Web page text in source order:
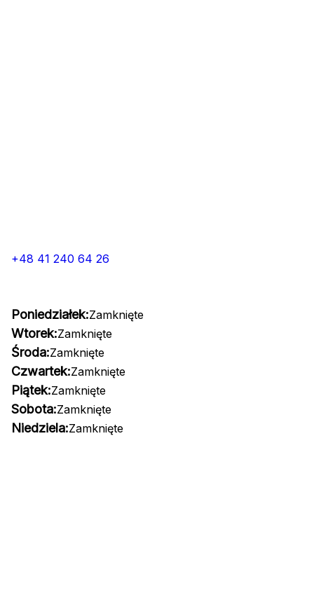
+48 41 240 64 26
Poniedziałek:Zamknięte
Wtorek:Zamknięte
Środa:Zamknięte
Czwartek:Zamknięte
Piątek:Zamknięte
Sobota:Zamknięte
Niedziela:Zamknięte